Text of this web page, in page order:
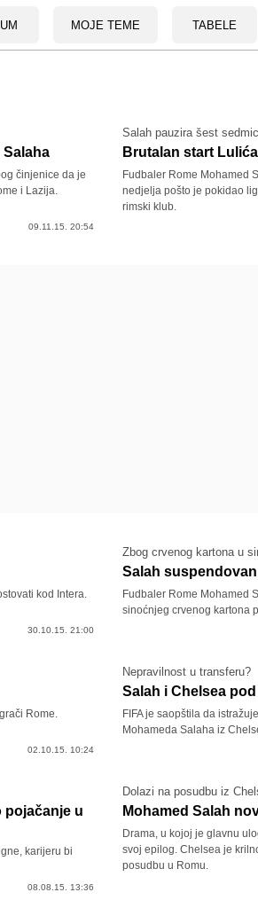
MOJE TEME TABELE
činjenice da je
i Lazija.
09.11.15. 20:54
Salah pauzira šest
Brutalan start
Fudbaler Rome Mohamed
nedjelja pošto je pokidao
rimski klub.
kod Intera.
30.10.15. 21:00
Zbog crvenog kartona u
Salah
Fudbaler Rome Mohamed
sinoćnjeg crvenog kartona
Rome.
02.10.15. 10:24
Nepravilnost u transferu?
Salah i Chelsea
FIFA je saopštila da
Mohameda Salaha iz
pojačanje u
karijeru bi
08.08.15. 13:36
Dolazi na posudbu iz
Mohamed Salah
Drama, u kojoj je glavnu
svoj epilog. Chelsea je
posudbu u Romu.